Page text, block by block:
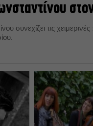
συνεχίζει τις